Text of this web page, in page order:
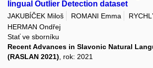
lingual Outlier Detection dataset
JAKUBÍČEK Miloš ROMANI Emma
HERMAN Ondřej
Stať ve sborníku
Recent Advances in Slavonic Natural
(RASLAN 2021) , rok: 2021